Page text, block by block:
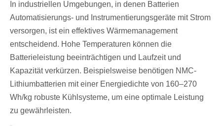
In industriellen Umgebungen, in denen Batterien
Automatisierungs- und Instrumentierungsgeräte mit Strom
versorgen, ist ein effektives Wärmemanagement
entscheidend. Hohe Temperaturen können die
Batterieleistung beeinträchtigen und Laufzeit und
Kapazität verkürzen. Beispielsweise benötigen NMC-
Lithiumbatterien mit einer Energiedichte von 160–270
Wh/kg robuste Kühlsysteme, um eine optimale Leistung
zu gewährleisten.